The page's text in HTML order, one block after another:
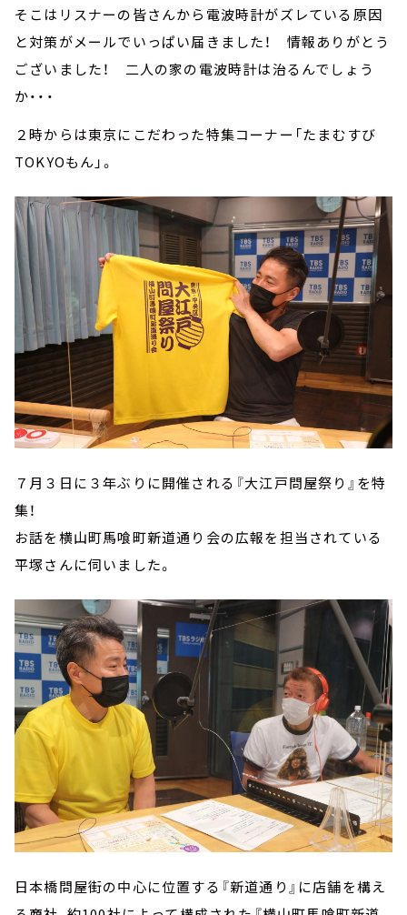
そこはリスナーの皆さんから電波時計がズレている原因
と対策がメールでいっぱい届きました！ 情報ありがとう
ございました！ 二人の家の電波時計は治るんでしょう
か・・・
２時からは東京にこだわった特集コーナー「たまむすび
TOKYOもん」。
７月３日に３年ぶりに開催される『大江戸問屋祭り』を特
集！
お話を横山町馬喰町新道通り会の広報を担当されている
平塚さんに伺いました。
日本橋問屋街の中心に位置する『新道通り』に店舗を構え